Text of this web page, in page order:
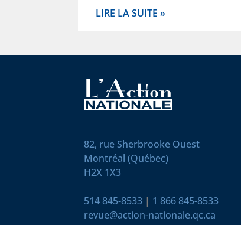
LIRE LA SUITE »
82, rue Sherbrooke Ouest
Montréal (Québec)
H2X 1X3
514 845-8533 | 1 866 845-8533
revue@action-nationale.qc.ca